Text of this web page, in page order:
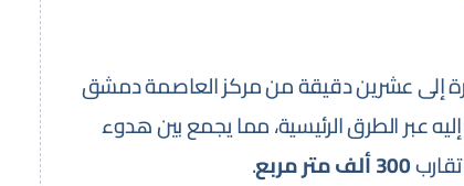
إلى عشرين دقيقة من مركز العاصمة دمشق
عبر الطرق الرئيسية، مما يجمع بين هدوء
300 ألف متر مربع .